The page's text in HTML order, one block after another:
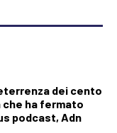
dei cento
ha fermato
podcast, Adn